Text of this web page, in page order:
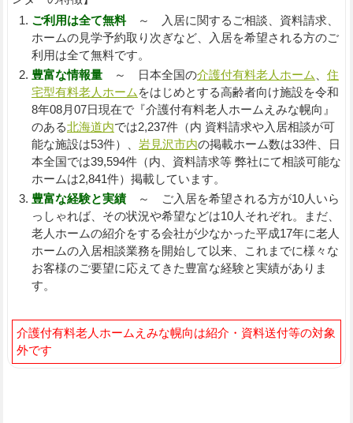
ご利用は全て無料～ 入居に関するご相談、資料請求、
ホームの見学予約取り次ぎなど、入居を希望される方のご
利用は全て無料です。
豊富な情報量～ 日本全国の介護付有料老人ホーム
住
宅型有料老人ホーム をはじめとする高齢者向け施設を令和
8年08月07日現在で『介護付有料老人ホームえみな幌向』
のある北海道内では2,237件（内 資料請求や入居相談が可
能な施設は53件）、 岩見沢市内の掲載ホーム数は33件、日
本全国では39,594件（内、資料請求等 弊社にて相談可能な
ホームは2,841件）掲載しています。
豊富な経験と実績～ ご入居を希望される方が10人いら
っしゃれば、その状況や希望などは10人それぞれ。まだ、
老人ホームの紹介をする会社が少なかった平成17年に老人
ホームの入居相談業務を開始して以来、これまでに様々な
お客様のご要望に応えてきた豊富な経験と実績がありま
す。
介護付有料老人ホームえみな幌向は紹介・資料送付等の対象
外です